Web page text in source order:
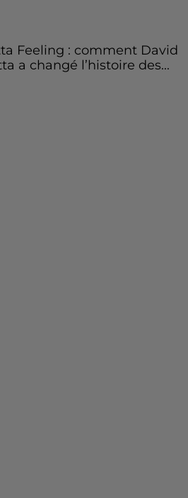
Feeling : comment David
a changé l’histoire des...